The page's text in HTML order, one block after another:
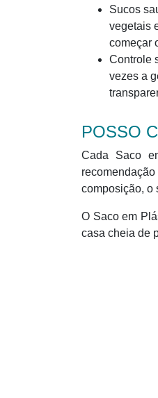
Sucos
vegetais
começar
Controle
vezes a
POSSO
Cada Saco
composição, o
O Saco em
casa cheia de